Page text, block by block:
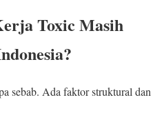
Toxic Masih
sebab. Ada faktor struktural dan